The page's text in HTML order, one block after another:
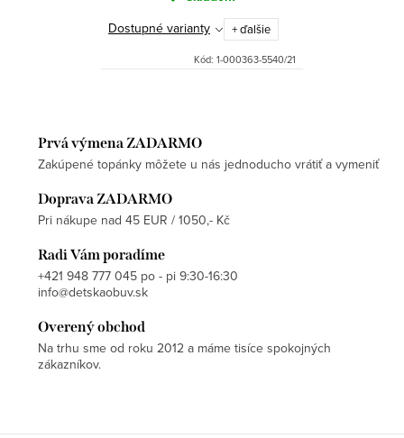
Dostupné varianty + ďalšie
Kód: 1-000363-5540/21
Prvá výmena ZADARMO
Zakúpené topánky môžete u nás jednoducho vrátiť a vymeniť
Doprava ZADARMO
Pri nákupe nad 45 EUR / 1050,- Kč
Radi Vám poradíme
+421 948 777 045 po - pi 9:30-16:30
info@detskaobuv.sk
Overený obchod
Na trhu sme od roku 2012 a máme tisíce spokojných
zákazníkov.